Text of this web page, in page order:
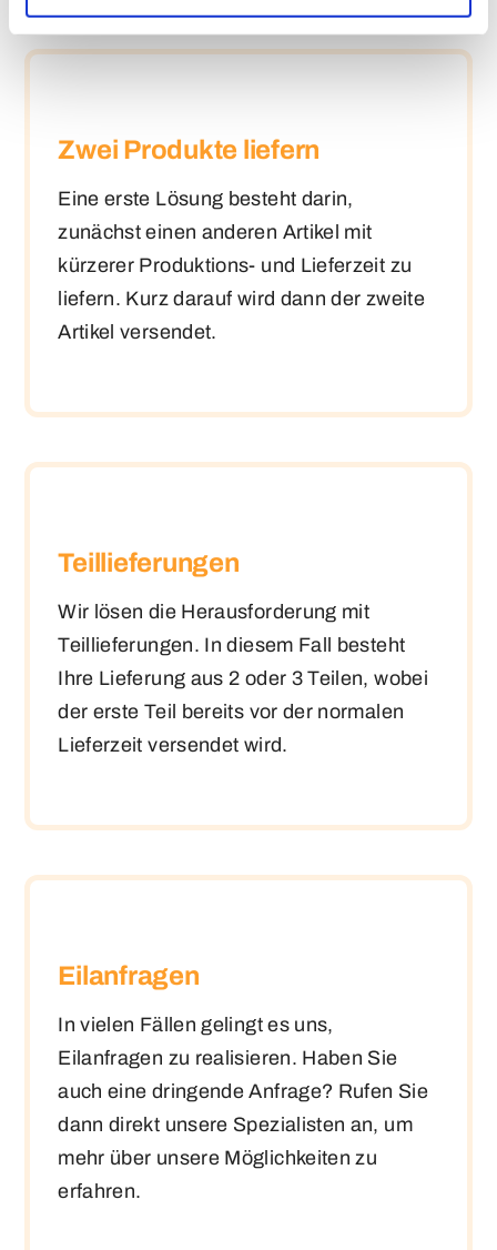
Zwei Produkte liefern
Eine erste Lösung besteht darin,
zunächst einen anderen Artikel mit
kürzerer Produktions- und Lieferzeit zu
liefern. Kurz darauf wird dann der zweite
Artikel versendet.
Teillieferungen
Wir lösen die Herausforderung mit
Teillieferungen. In diesem Fall besteht
Ihre Lieferung aus 2 oder 3 Teilen, wobei
der erste Teil bereits vor der normalen
Lieferzeit versendet wird.
Eilanfragen
In vielen Fällen gelingt es uns,
Eilanfragen zu realisieren. Haben Sie
auch eine dringende Anfrage? Rufen Sie
dann direkt unsere Spezialisten an, um
mehr über unsere Möglichkeiten zu
erfahren.